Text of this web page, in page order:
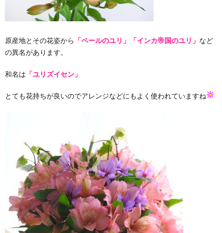
原産地とその花姿から 「ペールのユリ」「インカ帝国のユリ」 など
の異名があります。
和名は 「ユリズイセン」
とても花持ちが良いのでアレンジなどにもよく使われていますね